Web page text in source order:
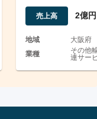
を続ける優良企
売上高 2億
地域
大阪府
業種
その他
連サー